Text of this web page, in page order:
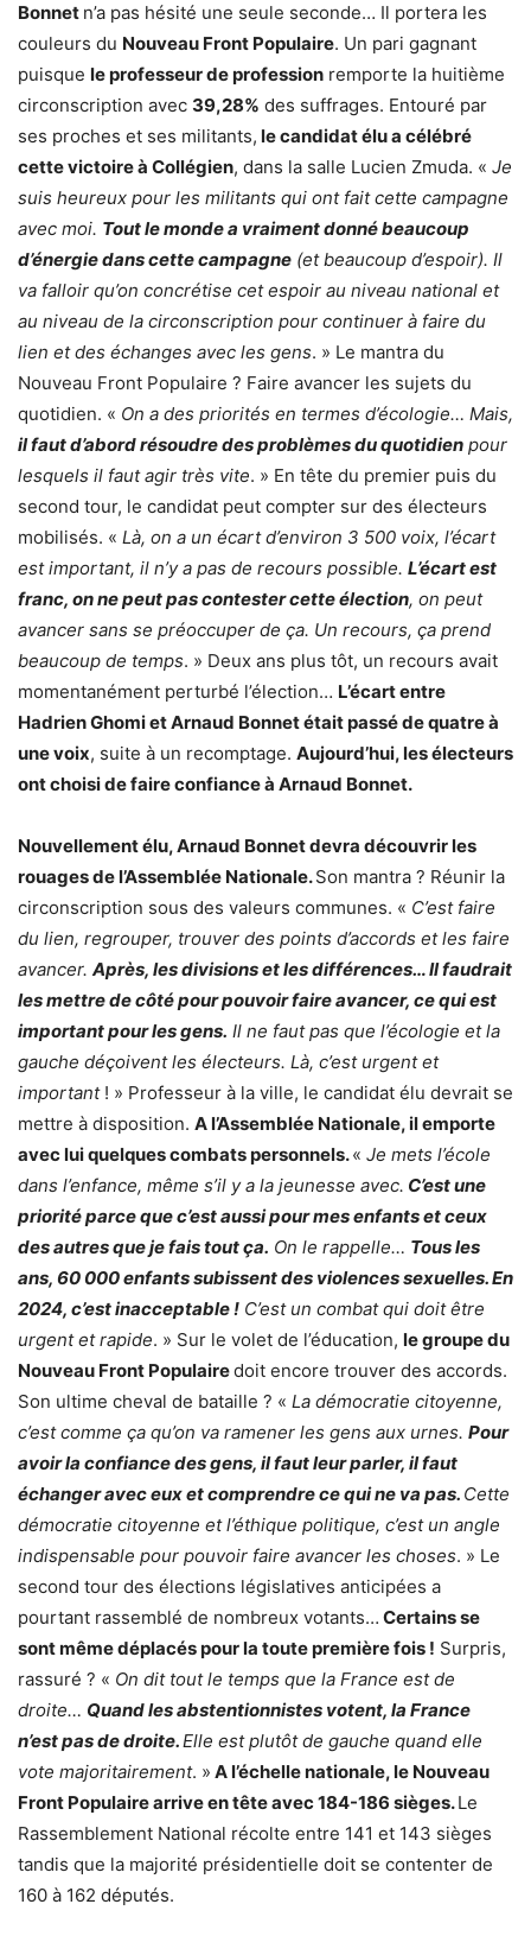
Bonnet n’a pas hésité une seule seconde… Il portera les
couleurs du Nouveau Front Populaire. Un pari gagnant
puisque le professeur de profession remporte la huitième
circonscription avec 39,28% des suffrages. Entouré par
ses proches et ses militants, le candidat élu a célébré
cette victoire à Collégien, dans la salle Lucien Zmuda. « Je
suis heureux pour les militants qui ont fait cette campagne
avec moi. Tout le monde a vraiment donné beaucoup
d’énergie dans cette campagne (et beaucoup d’espoir). Il
va falloir qu’on concrétise cet espoir au niveau national et
au niveau de la circonscription pour continuer à faire du
lien et des échanges avec les gens. » Le mantra du
Nouveau Front Populaire ? Faire avancer les sujets du
quotidien. « On a des priorités en termes d’écologie… Mais,
il faut d’abord résoudre des problèmes du quotidien pour
lesquels il faut agir très vite. » En tête du premier puis du
second tour, le candidat peut compter sur des électeurs
mobilisés. « Là, on a un écart d’environ 3 500 voix, l’écart
est important, il n’y a pas de recours possible. L’écart est
franc, on ne peut pas contester cette élection, on peut
avancer sans se préoccuper de ça. Un recours, ça prend
beaucoup de temps. » Deux ans plus tôt, un recours avait
momentanément perturbé l’élection… L’écart entre
Hadrien Ghomi et Arnaud Bonnet était passé de quatre à
une voix, suite à un recomptage. Aujourd’hui, les électeurs
ont choisi de faire confiance à Arnaud Bonnet.
Nouvellement élu, Arnaud Bonnet devra découvrir les
rouages de l’Assemblée Nationale.Son mantra ? Réunir la
circonscription sous des valeurs communes. « C’est faire
du lien, regrouper, trouver des points d’accords et les faire
avancer. Après, les divisions et les différences… Il faudrait
les mettre de côté pour pouvoir faire avancer, ce qui est
important pour les gens. Il ne faut pas que l’écologie et la
gauche déçoivent les électeurs. Là, c’est urgent et
important! » Professeur à la ville, le candidat élu devrait se
mettre à disposition. A l’Assemblée Nationale, il emporte
avec lui quelques combats personnels.« Je mets l’école
dans l’enfance, même s’il y a la jeunesse avec. C’est une
priorité parce que c’est aussi pour mes enfants et ceux
des autres que je fais tout ça. On le rappelle… Tous les
ans, 60 000 enfants subissent des violences sexuelles. En
2024, c’est inacceptable ! C’est un combat qui doit être
urgent et rapide. » Sur le volet de l’éducation, le groupe du
Nouveau Front Populairedoit encore trouver des accords.
Son ultime cheval de bataille ? « La démocratie citoyenne,
c’est comme ça qu’on va ramener les gens aux urnes. Pour
avoir la confiance des gens, il faut leur parler, il faut
échanger avec eux et comprendre ce qui ne va pas. Cette
démocratie citoyenne et l’éthique politique, c’est un angle
indispensable pour pouvoir faire avancer les choses. » Le
second tour des élections législatives anticipées a
pourtant rassemblé de nombreux votants… Certains se
sont même déplacés pour la toute première fois ! Surpris,
rassuré ? « On dit tout le temps que la France est de
droite… Quand les abstentionnistes votent, la France
n’est pas de droite.Elle est plutôt de gauche quand elle
vote majoritairement. » A l’échelle nationale, le Nouveau
Front Populaire arrive en tête avec 184-186 sièges.Le
Rassemblement National récolte entre 141 et 143 sièges
tandis que la majorité présidentielle doit se contenter de
160 à 162 députés.